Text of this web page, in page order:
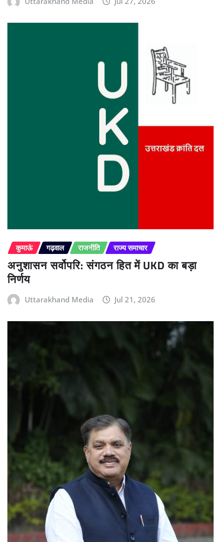
कुमाऊं गढ़वाल राजनीति राज्य समाचार
अनुशासन सर्वोपरि: संगठन हित में UKD का बड़ा
निर्णय
Uttarakhand Media Jul 21, 2026